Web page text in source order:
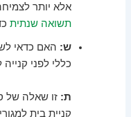
אלא יותר
תשואה שנתית
ש: האם כדאי
כללי לפני
ת: זו שאלה של
קניית בית